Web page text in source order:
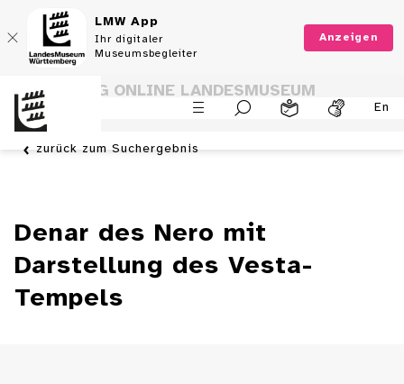
LMW App
Ihr digitaler
Museumsbegleiter
Anzeigen
En
SAMMLUNG ONLINE LANDESMUSEUM
WÜRTTEMBERG
zurück zum Suchergebnis
Denar des Nero mit
Darstellung des Vesta-
Tempels